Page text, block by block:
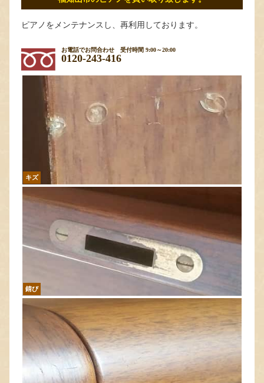
ピアノをメンテナンスし、再利用しております。
お電話でお問合わせ 受付時間 9:00～20:00
0120-243-416
キズ
錆び